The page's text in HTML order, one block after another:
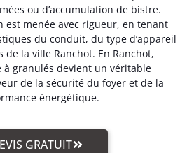
ou d’accumulation de bistre.
est menée avec rigueur, en tenant
du conduit, du type d’appareil
de la ville Ranchot. En Ranchot,
à granulés devient un véritable
de la sécurité du foyer et de la
énergétique.
GRATUIT